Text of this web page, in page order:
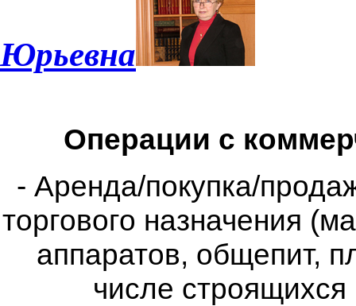
Юрьевна
Операции с
- Аренда/покупка/
торгового назначения
аппаратов, общепит,
числе